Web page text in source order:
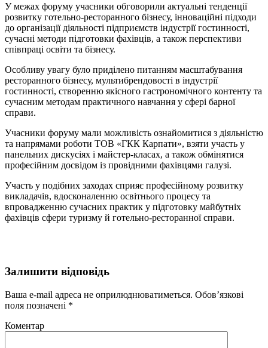
У межах форуму учасники обговорили актуальні тенденції
розвитку готельно-ресторанного бізнесу, інноваційні підходи
до організації діяльності підприємств індустрії гостинності,
сучасні методи підготовки фахівців, а також перспективи
співпраці освіти та бізнесу.
Особливу увагу було приділено питанням масштабування
ресторанного бізнесу, мультибрендовості в індустрії
гостинності, створенню якісного гастрономічного контенту та
сучасним методам практичного навчання у сфері барної
справи.
Учасники форуму мали можливість ознайомитися з діяльністю
та напрямами роботи ТОВ «ГКК Карпати», взяти участь у
панельних дискусіях і майстер-класах, а також обмінятися
професійним досвідом із провідними фахівцями галузі.
Участь у подібних заходах сприяє професійному розвитку
викладачів, вдосконаленню освітнього процесу та
впровадженню сучасних практик у підготовку майбутніх
фахівців сфери туризму й готельно-ресторанної справи.
Залишити відповідь
Ваша e-mail адреса не оприлюднюватиметься. Обов’язкові
поля позначені *
Коментар